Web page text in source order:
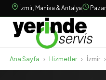
İzmir, Manisa & Antalya
Ana Sayfa › Hizmetler › İzmir ›